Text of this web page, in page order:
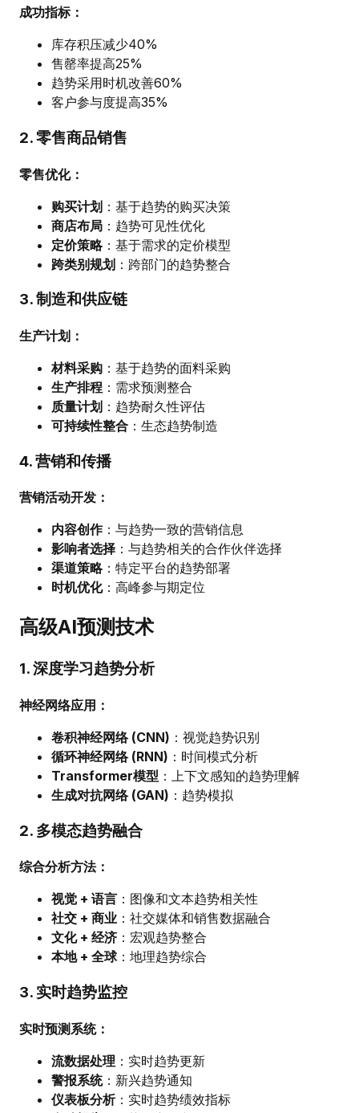
成功指标：
库存积压减少40%
售罄率提高25%
趋势采用时机改善60%
客户参与度提高35%
2. 零售商品销售
零售优化：
购买计划 ：基于趋势的购买决策
商店布局 ：趋势可见性优化
定价策略：基于需求的定价模型
跨类别规划 ：跨部门的趋势整合
3. 制造和供应链
生产计划：
材料采购 ：基于趋势的面料采购
生产排程 ：需求预测整合
质量计划 ：趋势耐久性评估
可持续性整合 ：生态趋势制造
4. 营销和传播
营销活动开发：
内容创作：与趋势一致的营销信息
影响者选择 ：与趋势相关的合作伙伴选择
渠道策略：特定平台的趋势部署
时机优化：高峰参与期定位
高级AI预测技术
1. 深度学习趋势分析
神经网络应用：
卷积神经网络 (CNN) ：视觉趋势识别
循环神经网络 (RNN) ：时间模式分析
Transformer模型 ：上下文感知的趋势理解
生成对抗网络 (GAN) ：趋势模拟
2. 多模态趋势融合
综合分析方法：
视觉 + 语言 ：图像和文本趋势相关性
社交 + 商业 ：社交媒体和销售数据融合
文化 + 经济：宏观趋势整合
本地 + 全球：地理趋势综合
3. 实时趋势监控
实时预测系统：
流数据处理 ：实时趋势更新
警报系统：新兴趋势通知
仪表板分析：实时趋势绩效指标